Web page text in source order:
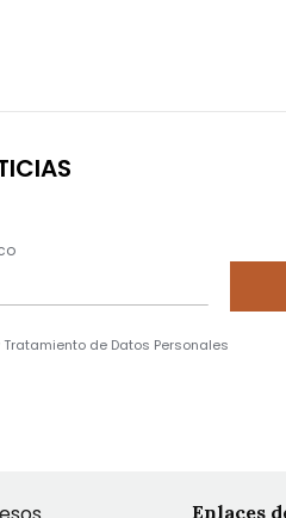
de Datos Personales
Enlaces